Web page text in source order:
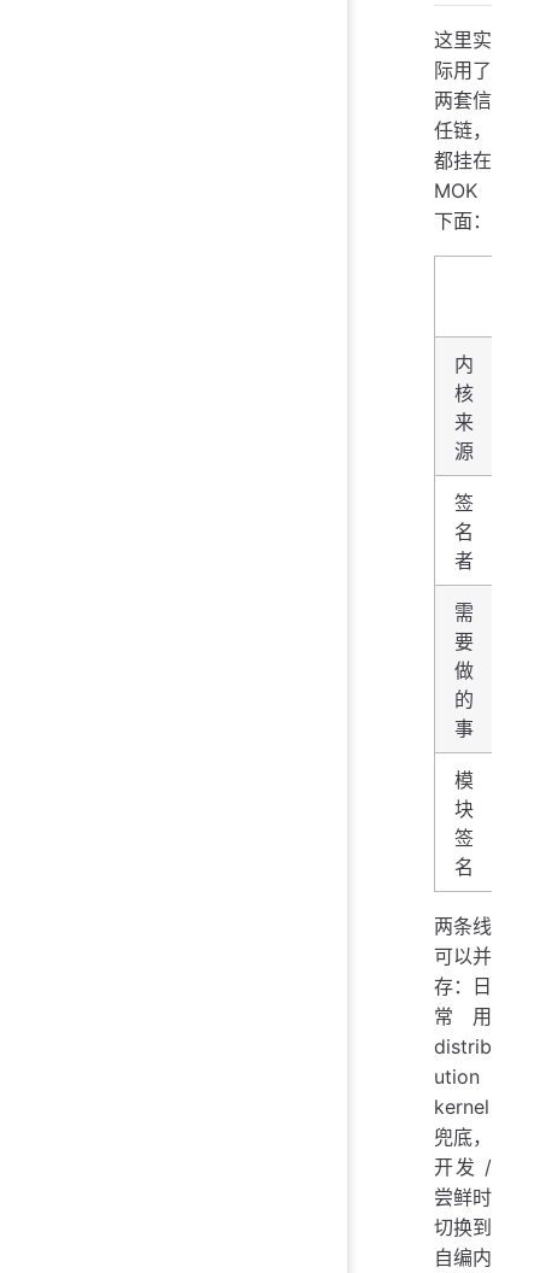
这里实
际用了
两套信
任链，
都挂在
MOK
下面：
内
核
来
源
签
名
者
需
要
做
的
事
模
块
签
名
两条线
可以并
存：日
常用
distrib
ution
kernel
兜底，
开发 /
尝鲜时
切换到
自编内